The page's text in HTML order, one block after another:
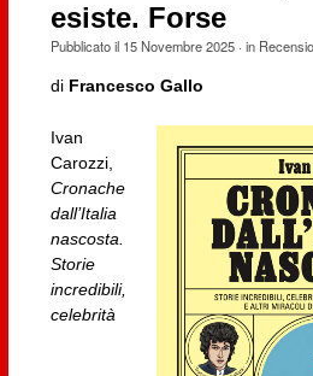
esiste. Forse
Pubblicato il 15 Novembre 2025· in
di Francesco Gallo
Ivan
Carozzi,
Cronache
dall’Italia
nascosta.
Storie
incredibili,
celebrità